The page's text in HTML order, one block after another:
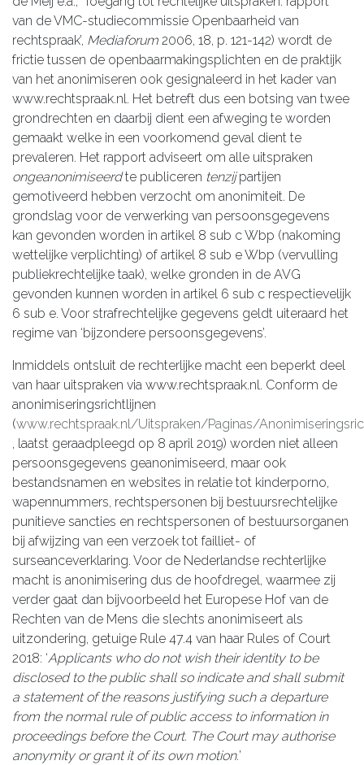
van de VMC-studiecommissie Openbaarheid van
rechtspraak’, Mediaforum 2006, 18, p. 121-142) wordt de
frictie tussen de openbaarmakingsplichten en de praktijk
van het anonimiseren ook gesignaleerd in het kader van
www.rechtspraak.nl. Het betreft dus een botsing van twee
grondrechten en daarbij dient een afweging te worden
gemaakt welke in een voorkomend geval dient te
prevaleren. Het rapport adviseert om alle uitspraken
ongeanonimiseerdte publiceren tenzijpartijen
gemotiveerd hebben verzocht om anonimiteit. De
grondslag voor de verwerking van persoonsgegevens
kan gevonden worden in artikel 8 sub c Wbp (nakoming
wettelijke verplichting) of artikel 8 sub e Wbp (vervulling
publiekrechtelijke taak), welke gronden in de AVG
gevonden kunnen worden in artikel 6 sub c respectievelijk
6 sub e. Voor strafrechtelijke gegevens geldt uiteraard het
regime van ‘bijzondere persoonsgegevens’.
Inmiddels ontsluit de rechterlijke macht een beperkt deel
van haar uitspraken via www.rechtspraak.nl. Conform de
anonimiseringsrichtlijnen
(www.rechtspraak.nl/Uitspraken/Paginas/
, laatst geraadpleegd op 8 april 2019) worden niet alleen
persoonsgegevens geanonimiseerd, maar ook
bestandsnamen en websites in relatie tot kinderporno,
wapennummers, rechtspersonen bij bestuursrechtelijke
punitieve sancties en rechtspersonen of bestuursorganen
bij afwijzing van een verzoek tot failliet- of
surseanceverklaring. Voor de Nederlandse rechterlijke
macht is anonimisering dus de hoofdregel, waarmee zij
verder gaat dan bijvoorbeeld het Europese Hof van de
Rechten van de Mens die slechts anonimiseert als
uitzondering, getuige Rule 47.4 van haar Rules of Court
2018: ‘Applicants who do not wish their identity to be
disclosed to the public shall so indicate and shall submit
a statement of the reasons justifying such a departure
from the normal rule of public access to information in
proceedings before the Court. The Court may authorise
anonymity or grant it of its own motion.’